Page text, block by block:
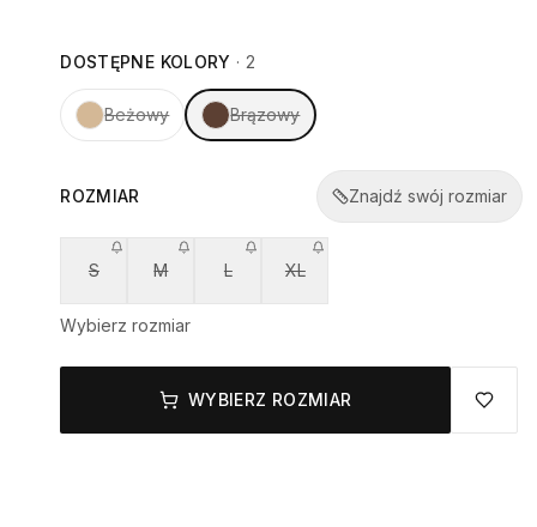
DOSTĘPNE KOLORY · 2
Beżowy Brązowy
ROZMIAR Znajdź swój rozmiar
S M L XL
Wybierz rozmiar
WYBIERZ ROZMIAR